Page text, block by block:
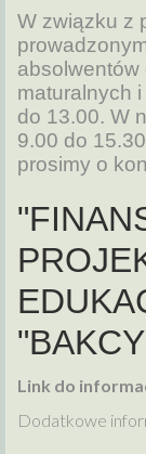
W związku z
absolwentów
maturalnych
do 13.00. W
9.00 do
prosimy o
Link do
Dodatkowe